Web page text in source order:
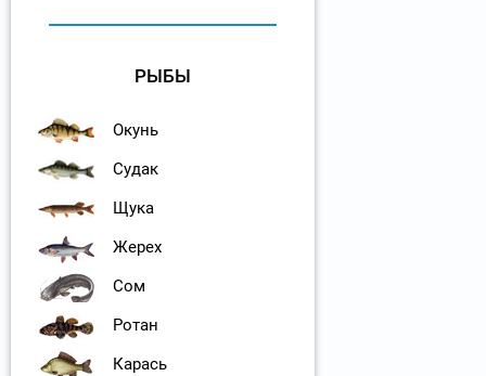
РЫБЫ
Окунь
Судак
Щука
Жерех
Сом
Ротан
Карась